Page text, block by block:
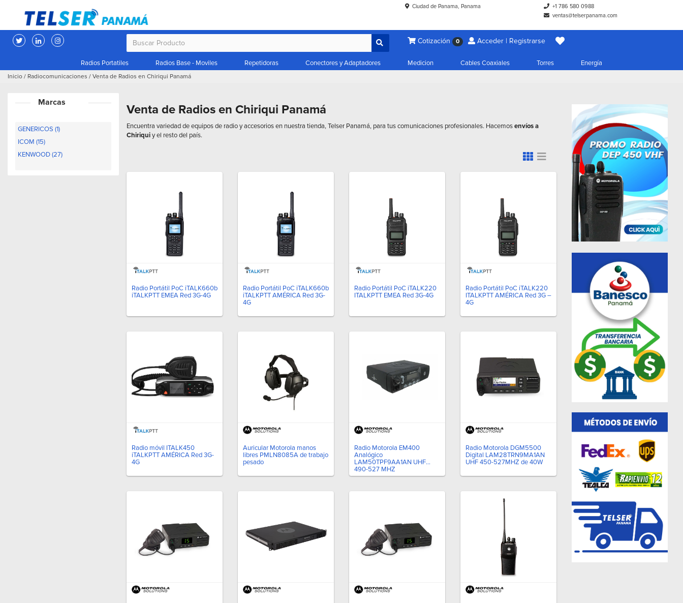
Ciudad de Panama, Panama
+1 786 580 0988
ventas@telserpanama.com
Cotización 0 Acceder | Registrarse
Radios Portatiles Radios Base - Moviles Repetidoras Conectores y Adaptadores Medicion Cables Coaxiales Torres Energía
Inicio / Radiocomunicaciones / Venta de Radios en Chiriqui Panamá
Marcas
GENERICOS (1)
ICOM (15)
KENWOOD (27)
Venta de Radios en Chiriqui Panamá
Encuentra variedad de equipos de radio y accesorios en nuestra tienda, Telser Panamá, para tus comunicaciones profesionales. Hacemosenvíos a
Chiriquiy el resto del país.
Radio Portátil PoC iTALK660b
iTALKPTT EMEA Red 3G-4G
Radio Portátil PoC iTALK660b
iTALKPTT AMÉRICA Red 3G-
4G
Radio Portátil PoC iTALK220
ITALKPTT EMEA Red 3G-4G
Radio Portátil PoC iTALK220
ITALKPTT AMÉRICA Red 3G –
4G
Radio móvil ITALK450
iTALKPTT AMÉRICA Red 3G-
4G
Auricular Motorola manos
libres PMLN8085A de trabajo
pesado
Radio Motorola EM400
Analógico
LAM50TPF9AA1AN UHF
490-527 MHZ
Radio Motorola DGM5500
Digital LAM28TRN9MA1AN
UHF 450-527MHZ de 40W